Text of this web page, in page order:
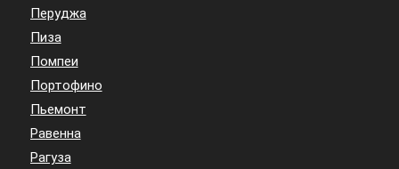
Перуджа
Пиза
Помпеи
Портофино
Пьемонт
Равенна
Рагуза